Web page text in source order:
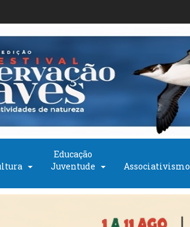
Educação
Juventude
Associativismo